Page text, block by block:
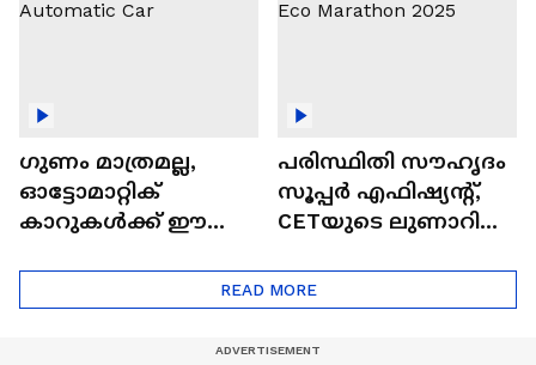
ഗുണം മാത്രമല്ല,
ഓട്ടോമാറ്റിക്
കാറുകൾക്ക് ഈ
പരിസ്ഥിതി സൗഹൃദം
സൂപ്പർ എഫിഷ്യന്റ്,
CETയുടെ ലുണാറിസ്
Eco Marathon 2025
READ MORE